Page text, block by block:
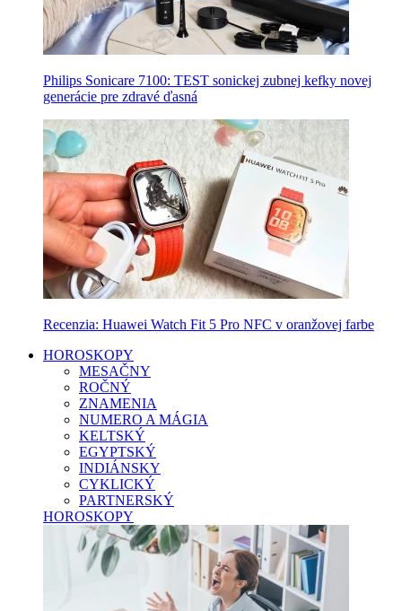
Philips Sonicare 7100: TEST sonickej zubnej kefky novej
generácie pre zdravé ďasná
Recenzia: Huawei Watch Fit 5 Pro NFC v oranžovej farbe
HOROSKOPY
MESAČNY
ROČNÝ
ZNAMENIA
NUMERO A MÁGIA
KELTSKÝ
EGYPTSKÝ
INDIÁNSKY
CYKLICKÝ
PARTNERSKÝ
HOROSKOPY